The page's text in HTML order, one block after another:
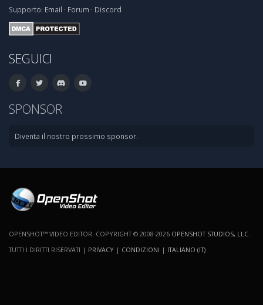
Supporto: Email · Forum · Discord
SEGUICI
SPONSOR
Diventa il nostro prossimo sponsor.
OPENSHOT™ VIDEO EDITOR. COPYRIGHT © 2008-2026 OPENSHOT STUDIOS, LLC
TUTTI I DIRITTI RISERVATI | PRIVACY | CONDIZIONI | ITALIANO (IT)